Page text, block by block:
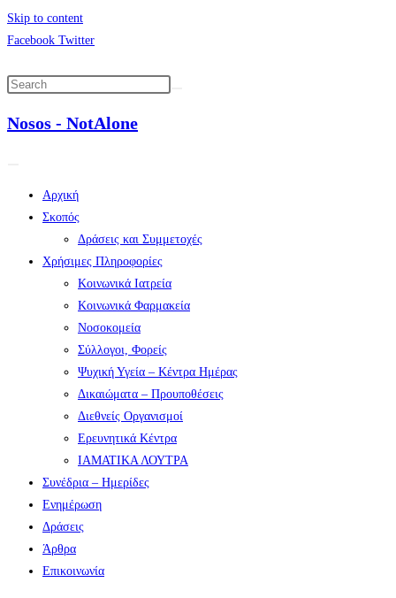
Skip to content
Facebook Twitter
Nosos - NotAlone
Αρχική
Σκοπός
Δράσεις και Συμμετοχές
Χρήσιμες Πληροφορίες
Κοινωνικά Ιατρεία
Κοινωνικά Φαρμακεία
Νοσοκομεία
Σύλλογοι, Φορείς
Ψυχική Υγεία – Κέντρα Ημέρας
Δικαιώματα – Προυποθέσεις
Διεθνείς Οργανισμοί
Ερευνητικά Κέντρα
ΙΑΜΑΤΙΚΑ ΛΟΥΤΡΑ
Συνέδρια – Ημερίδες
Ενημέρωση
Δράσεις
Άρθρα
Επικοινωνία